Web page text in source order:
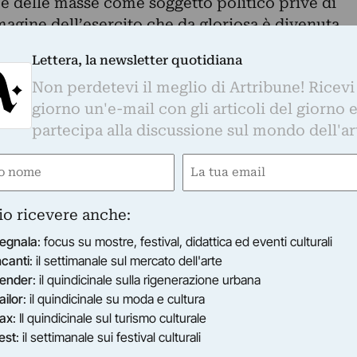
dell’esercito che da gloriosa è divenuta
femminicidi a Città del Guatemala a quelli
del Messico (Teresa Margolles).
30 novembre con i video di Regina José
las huellas?, 2003 e Paisaje, 2012. Seguirà il 6
Robbery, 2012 e The Bull Laid Bear, 2012
il 13 dicembre Ciprian Mureşan con I’m
e Untitled – Poteto Peelers, 2009 e infine il
con Mujeres bordando junto al Lago Atitlán,
Lettera, la newsletter quotidiana
Non perdetevi il meglio di Artribune!
giorno un'e-mail con gli articoli del giorno
partecipa alla discussione sul mondo
Email
ricevere anche:
: focus su mostre, festival, didattica ed eventi culturali
: il settimanale sul mercato dell'arte
: il quindicinale sulla rigenerazione urbana
: il quindicinale su moda e cultura
: Il quindicinale sul turismo culturale
: il settimanale sui festival culturali